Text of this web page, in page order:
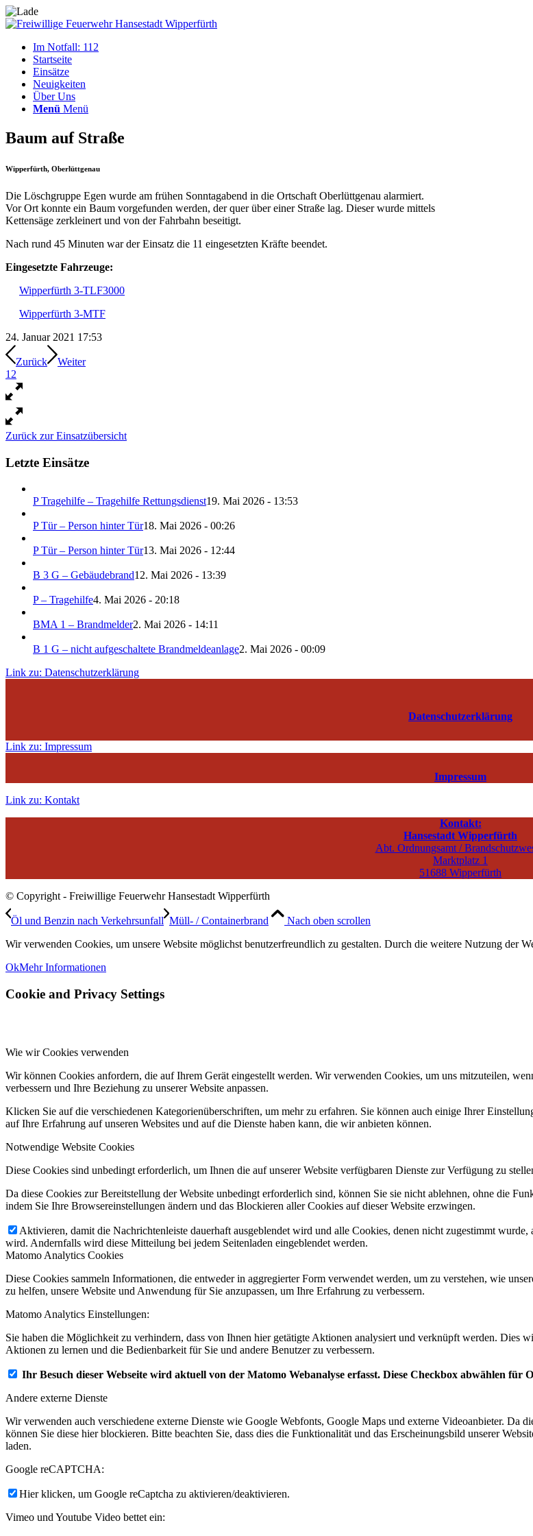
Im Notfall: 112
Startseite
Einsätze
Neuigkeiten
Über Uns
Menü Menü
Baum auf Straße
Wipperfürth, Oberlüttgenau
Die Löschgruppe Egen wurde am frühen Sonntagabend in die Ortschaft Oberlüttgenau alarmiert.
Vor Ort konnte ein Baum vorgefunden werden, der quer über einer Straße lag. Dieser wurde mittels
Kettensäge zerkleinert und von der Fahrbahn beseitigt.
Nach rund 45 Minuten war der Einsatz die 11 eingesetzten Kräfte beendet.
Eingesetzte Fahrzeuge:
Wipperfürth 3-TLF3000
Wipperfürth 3-MTF
24. Januar 2021 17:53
Zurück
Weiter
1 2
Zurück zur Einsatzübersicht
Letzte Einsätze
P Tragehilfe – Tragehilfe Rettungsdienst19. Mai 2026 - 13:53
P Tür – Person hinter Tür18. Mai 2026 - 00:26
P Tür – Person hinter Tür13. Mai 2026 - 12:44
B 3 G – Gebäudebrand12. Mai 2026 - 13:39
P – Tragehilfe4. Mai 2026 - 20:18
BMA 1 – Brandmelder2. Mai 2026 - 14:11
B 1 G – nicht aufgeschaltete Brandmeldeanlage2. Mai 2026 - 00:09
Link zu: Datenschutzerklärung
Datenschutzerklärung
Link zu: Impressum
Impressum
Link zu: Kontakt
Kontakt:
Hansestadt Wipperfürth
Abt. Ordnungsamt /
Marktplatz 1
51688 Wipperfürth
© Copyright - Freiwillige Feuerwehr Hansestadt Wipperfürth
Öl und Benzin nach Verkehrsunfall Müll- / Containerbrand
Nach oben scrollen
Wir verwenden Cookies, um unsere Website möglichst benutzerfreundlich zu gestalten. Durch die weitere Nutzung der
OkMehr Informationen
Cookie and Privacy Settings
Wie wir Cookies verwenden
Wir können Cookies anfordern, die auf Ihrem Gerät eingestellt werden. Wir verwenden Cookies, um uns mitzuteilen,
verbessern und Ihre Beziehung zu unserer Website anpassen.
Klicken Sie auf die verschiedenen Kategorienüberschriften, um mehr zu erfahren. Sie können auch einige Ihrer
auf Ihre Erfahrung auf unseren Websites und auf die Dienste haben kann, die wir anbieten können.
Notwendige Website Cookies
Diese Cookies sind unbedingt erforderlich, um Ihnen die auf unserer Website verfügbaren Dienste zur Verfügung zu
Da diese Cookies zur Bereitstellung der Website unbedingt erforderlich sind, können Sie sie nicht ablehnen, ohne die
indem Sie Ihre Browsereinstellungen ändern und das Blockieren aller Cookies auf dieser Website erzwingen.
Aktivieren, damit die Nachrichtenleiste dauerhaft ausgeblendet wird und alle Cookies, denen nicht zugestimmt
wird. Andernfalls wird diese Mitteilung bei jedem Seitenladen eingeblendet werden.
Matomo Analytics Cookies
Diese Cookies sammeln Informationen, die entweder in aggregierter Form verwendet werden, um zu verstehen, wie
zu helfen, unsere Website und Anwendung für Sie anzupassen, um Ihre Erfahrung zu verbessern.
Matomo Analytics Einstellungen:
Sie haben die Möglichkeit zu verhindern, dass von Ihnen hier getätigte Aktionen analysiert und verknüpft werden. Dies
Aktionen zu lernen und die Bedienbarkeit für Sie und andere Benutzer zu verbessern.
Ihr Besuch dieser Webseite wird aktuell von der Matomo Webanalyse erfasst. Diese Checkbox abwählen für
Andere externe Dienste
Wir verwenden auch verschiedene externe Dienste wie Google Webfonts, Google Maps und externe Videoanbieter. Da
können Sie diese hier blockieren. Bitte beachten Sie, dass dies die Funktionalität und das Erscheinungsbild unserer
laden.
Google reCAPTCHA:
Hier klicken, um Google reCaptcha zu aktivieren/deaktivieren.
Vimeo und Youtube Video bettet ein: